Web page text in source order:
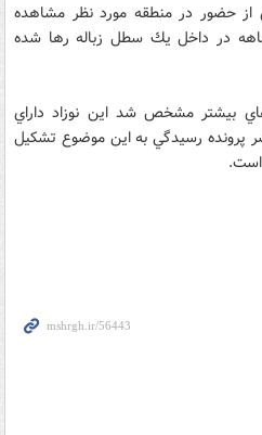
از حضور در منطقه مورد نظر مشاهده
در داخل يك سطل زباله رها شده
بيشتر مشخص شد اين نوزاد داراي
پرونده رسيدگي به اين موضوع تشكيل
است.